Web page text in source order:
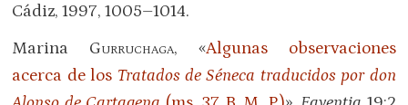
Cádiz, 1997, 1005–1014.
Marina Gurruchaga, «Algunas observaciones
acerca de los Tratados de Séneca traducidos por don